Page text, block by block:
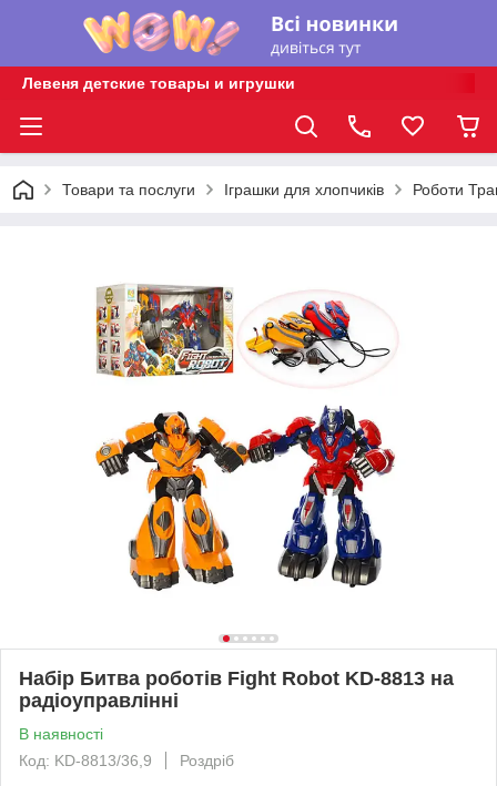
Левеня детские товары и игрушки
Товари та послуги Іграшки для хлопчиків Роботи
Набір Битва роботів Fight Robot KD-8813 на
радіоуправлінні
В наявності
Код: KD-8813/36,9
Роздріб